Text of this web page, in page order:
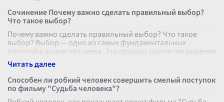
Сочинение Почему важно сделать правильный выбор?
Что такое выбор?
Почему важно сделать правильный выбор? Что такое
выбор? Выбор — одно из самых фундаментальных
понятий в жизни человека. Это процесс принятия решения
между несколькими альтернатива
Способен ли робкий человек совершить смелый поступок
по фильму "Судьба человека"?